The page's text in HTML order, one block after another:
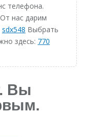
телефона.
нас дарим
sdx548 Выбрать
здесь: 770
Вы